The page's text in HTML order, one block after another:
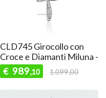
CLD745 Girocollo con
Croce e Diamanti Miluna -
€ 989,10 1.099,00